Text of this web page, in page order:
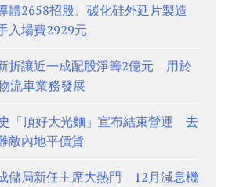
體2658招股、碳化硅外延片製造
場費2929元
折讓近一成配股淨籌2億元 用於
流車業務發展
「頂好大光麵」宣布結束營運 去
敵內地平價貨
儲局新任主席大熱門 12月減息機